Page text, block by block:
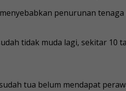
penurunan
tidak muda lagi, sekitar 10
tua belum mendapat